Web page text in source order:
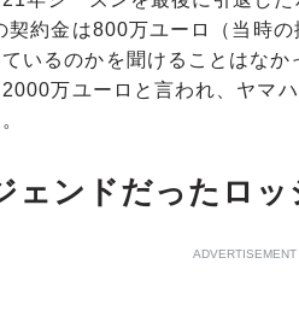
約金は800万ユーロ（当時
いるのかを聞けることはな
万ユーロと言われ、ヤマ
ェンドだったロッ
ADVERTISEMENT